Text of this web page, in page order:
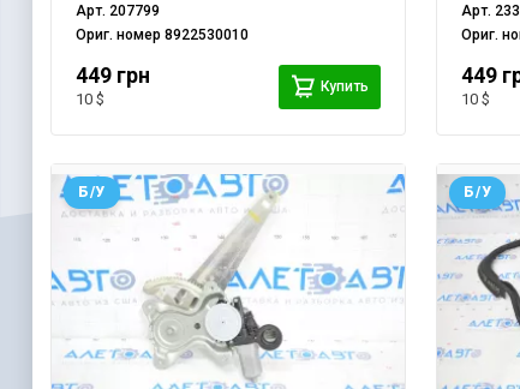
Арт. 207799
Ориг. номер8922530010
449 грн
10 $
Купить
Арт.
Ориг.
449
10 $
Б/У Б/У